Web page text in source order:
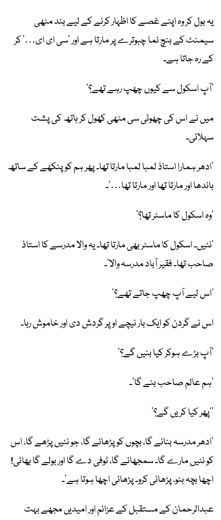
یہ بول کر وہ اپنے غصے کا اظہار کرنے کے لیے بند مٹھی
سیمنٹ کے بنچ نما چبوترے پر مارتا ہے اور ’سی ای ای…‘ کر
کے رہ جاتا ہے۔
’آپ اسکول سے کیوں چھپ رہے تھے؟‘
میں نے اس کی چھوٹی سی مٹھی کھول کر ہاتھ کی پشت
سہلائی۔
’ادھر ہمارا استاذ لمبا لمبا مارتا تھا۔ پھر ہم کو پنکھے کے ساتھ
باندھا اور مارتا تھا اور مارتا تھا…‘۔
’وہ اسکول کا ماسٹر تھا؟‘
’نئیں۔ اسکول کا ماسٹر بھی مارتا تھا۔ یہ والا مدرسے کا استاذ
صاحب تھا۔ فقیر آباد مدرسہ والا‘۔
’اس لیے آپ چھپ جاتے تھے؟‘
اس نے گردن کو ایک بار نیچے اوپر گردش دی اور خاموش رہا۔
’آپ بڑے ہوکر کیا بنیں گے؟‘
’ہم عالم صاحب بنے گا‘۔
’’پھر کیا کریں گے؟‘
’ادھر مدرسہ بنائے گا، بچوں کو پڑھائے گا، جو نئیں پڑھے گا، اس
کو نئیں مارے گا۔ سمجھائے گا، ٹوفی دے گا اور بولے گا بھائی!
اچھا بچہ بنو، پڑھائی کرو۔ پڑھائی اچھا ہوتا ہے‘۔
عبدالرحمان کے مستقبل کے عزائم اور امیدیں مجھے بہت